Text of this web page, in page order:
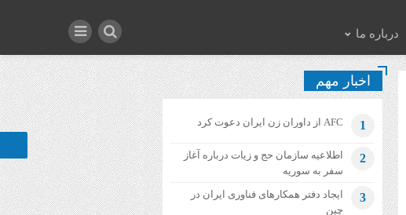
درباره ما
اخبار مهم
1 AFC از داوران زن ایران دعوت کرد
2
اطلاعیه‌ سازمان حج و زیات درباره آغاز
سفر به سوریه
3
ایجاد دفتر همکارهای فناوری ایران در
چین